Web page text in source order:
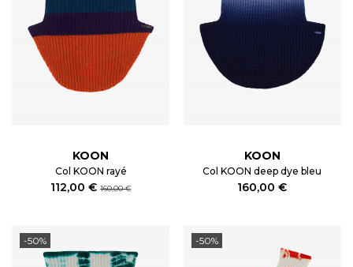
KOON
Col KOON rayé
112,00 €160,00 €
KOON
Col KOON deep dye bleu
160,00 €
-50% -50%